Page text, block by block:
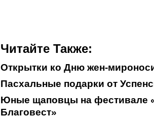
Читайте Также:
Открытки ко Дню жен-
Пасхальные подарки от
Юные щаповцы на фестивале
Благовест»